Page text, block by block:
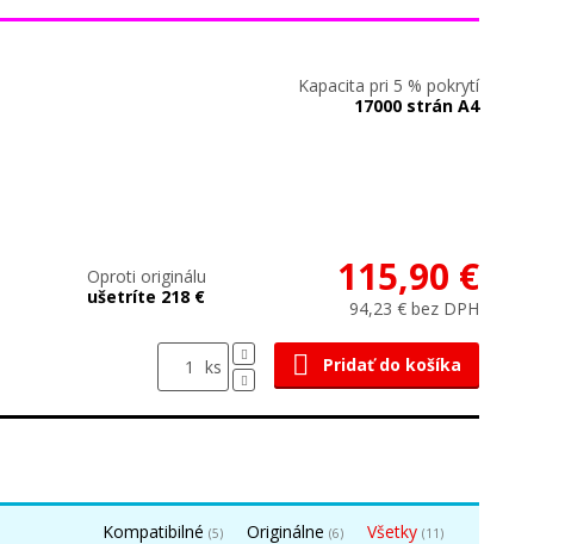
Kapacita pri 5 % pokrytí
17000 strán A4
Oproti originálu
ušetríte 218 €
115,90 €
94,23 € bez DPH
ks Pridať do košíka
Kompatibilné (5) Originálne (6) Všetky (11)